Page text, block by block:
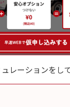
レーションをし